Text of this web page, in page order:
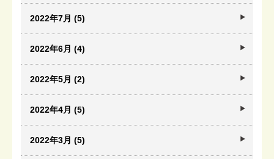
2022年7月 (5)
2022年6月 (4)
2022年5月 (2)
2022年4月 (5)
2022年3月 (5)